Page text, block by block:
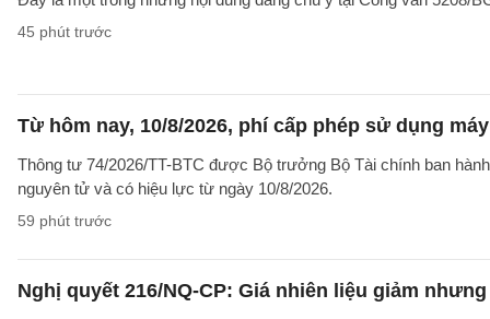
45 phút trước
Từ hôm nay, 10/8/2026, phí cấp phép sử dụng
Thông tư 74/2026/TT-BTC được Bộ trưởng Bộ Tài chính ban
nguyên tử và có hiệu lực từ ngày 10/8/2026.
59 phút trước
Nghị quyết 216/NQ-CP: Giá nhiên liệu giảm